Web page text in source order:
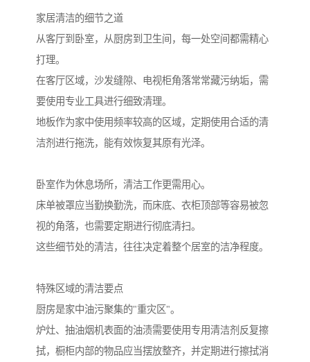
家居清洁的细节之道
从客厅到卧室，从厨房到卫生间，每一处空间都需精心
打理。
在客厅区域，沙发缝隙、电视柜角落常常藏污纳垢，需
要使用专业工具进行细致清理。
地板作为家中使用频率较高的区域，定期使用合适的清
洁剂进行拖洗，能有效恢复其原有光泽。
卧室作为休息场所，清洁工作更需用心。
床单被罩应当勤换勤洗，而床底、衣柜顶部等容易被忽
视的角落，也需要定期进行彻底清扫。
这些细节处的清洁，往往决定着整个居室的洁净程度。
特殊区域的清洁要点
厨房是家中油污聚集的"重灾区"。
炉灶、抽油烟机表面的油渍需要使用专用清洁剂反复擦
拭，橱柜内部的物品应当摆放整齐，并定期进行擦拭消